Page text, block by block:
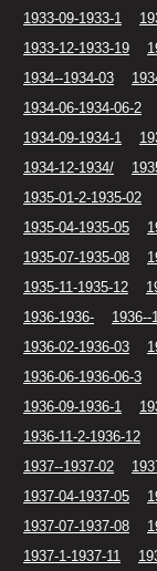
1933-09-1933-1
1933-12-1933-19
1934--1934-03
1934-06-1934-06-2
1934-09-1934-1
1934-12-1934/
1935-01-2-1935-02
1935-04-1935-05
1935-07-1935-08
1935-11-1935-12
1936-1936-
1936--
1936-02-1936-03
1936-06-1936-06-3
1936-09-1936-1
1936-11-2-1936-12
1937--1937-02
1937-04-1937-05
1937-07-1937-08
1937-1-1937-11